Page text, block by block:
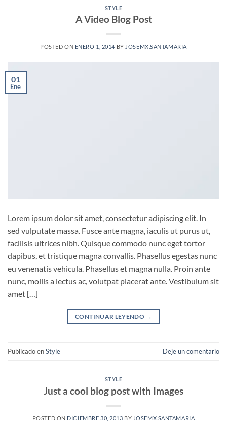
STYLE
A Video Blog Post
POSTED ON ENERO 1, 2014 BY JOSEMX.SANTAMARIA
01
Ene
Lorem ipsum dolor sit amet, consectetur adipiscing elit. In
sed vulputate massa. Fusce ante magna, iaculis ut purus ut,
facilisis ultrices nibh. Quisque commodo nunc eget tortor
dapibus, et tristique magna convallis. Phasellus egestas nunc
eu venenatis vehicula. Phasellus et magna nulla. Proin ante
nunc, mollis a lectus ac, volutpat placerat ante. Vestibulum sit
amet […]
CONTINUAR LEYENDO →
Publicado enStyle Deje un comentario
STYLE
Just a cool blog post with Images
POSTED ON DICIEMBRE 30, 2013 BY JOSEMX.SANTAMARIA